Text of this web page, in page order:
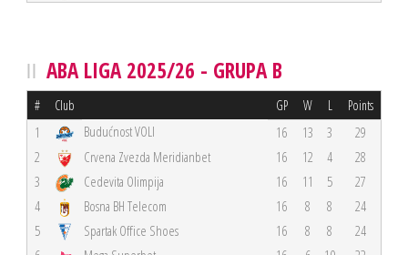
ABA LIGA 2025/26 - GRUPA B
# Club GP W L Points
1 Budućnost VOLI 16 13 3
29
2
Crvena Zvezda Meridianbet 16 12 4
28
3
Cedevita Olimpija 16 11 5
27
4
Bosna BH Telecom 16 8 8
24
5
Spartak Office Shoes 16 8 8
24